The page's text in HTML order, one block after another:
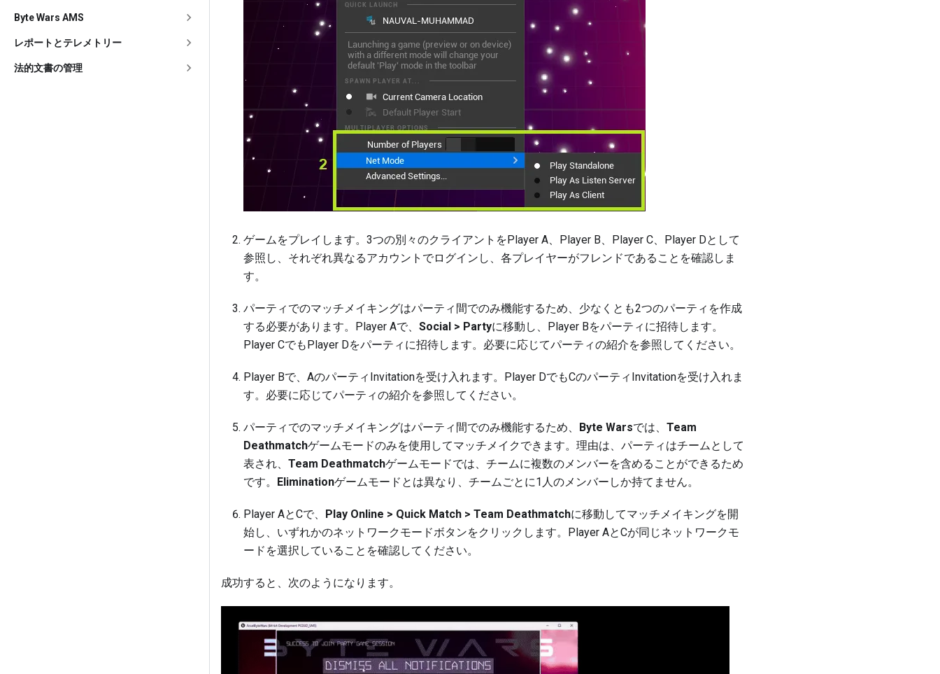
Byte Wars AMS
レポートとテレメトリー
法的文書の管理
ゲームをプレイします。3つの別々のクライアントをPlayer A、Player B、Player C、Player Dとして
参照し、それぞれ異なるアカウントでログインし、各プレイヤーがフレンドであることを確認しま
す。
パーティでのマッチメイキングはパーティ間でのみ機能するため、少なくとも2つのパーティを作成
する必要があります。Player Aで、 Social > Partyに移動し、Player Bをパーティに招待します。
Player CでもPlayer Dをパーティに招待します。必要に応じてパーティの紹介を参照してください。
Player Bで、AのパーティInvitationを受け入れます。Player DでもCのパーティInvitationを受け入れま
す。必要に応じてパーティの紹介を参照してください。
パーティでのマッチメイキングはパーティ間でのみ機能するため、 Byte Warsでは、 Team
Deathmatchゲームモードのみを使用してマッチメイクできます。理由は、パーティはチームとして
表され、 Team Deathmatchゲームモードでは、チームに複数のメンバーを含めることができるため
です。 Eliminationゲームモードとは異なり、チームごとに1人のメンバーしか持てません。
Player AとCで、 Play Online > Quick Match > Team Deathmatchに移動してマッチメイキングを開
始し、いずれかのネットワークモードボタンをクリックします。Player AとCが同じネットワークモ
ードを選択していることを確認してください。
成功すると、次のようになります。